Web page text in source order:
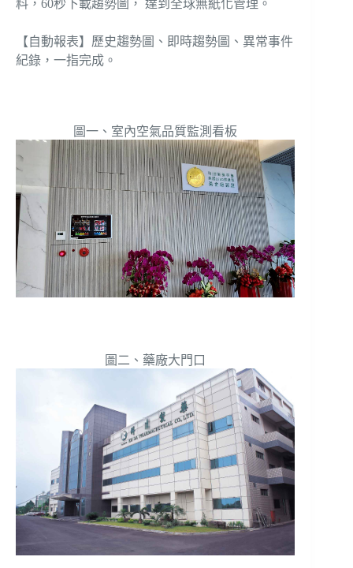
料，60秒下載趨勢圖， 達到全球無紙化管理。
【自動報表】歷史趨勢圖、即時趨勢圖、異常事件
紀錄，一指完成。
圖一、室內空氣品質監測看板
圖二、藥廠大門口